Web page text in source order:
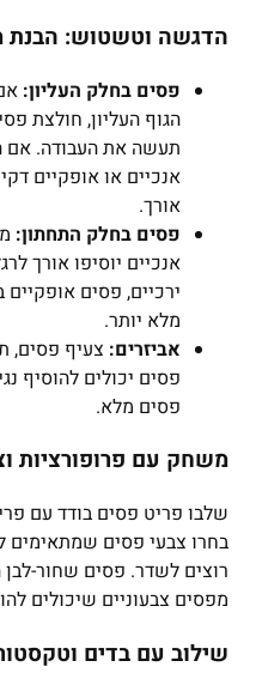
הדגשה וטשטוש: הבנת
פסים בחלק העליון:
הגוף העליון, חולצת
תעשה את העבודה. אם
אנכיים או אופקיים
אורך.
פסים בחלק התחתון:
אנכיים יוסיפו אורך
ירכיים, פסים אופקיים
מלא יותר.
אביזרים: צעיף פסים,
פסים יכולים להוסיף
פסים מלא.
משחק עם פרופורציות
שלבו פריט פסים בודד עם
בחרו צבעי פסים שמתאימים
רוצים לשדר. פסים שחור-
מפסים צבעוניים שיכולים
שילוב עם בדים